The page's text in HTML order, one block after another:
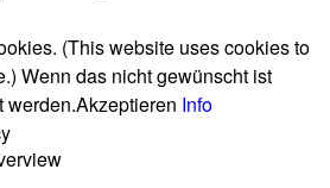
(This website uses cookies to
Wenn das nicht gewünscht ist
werden.Akzeptieren Info